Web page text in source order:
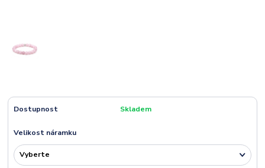
Dostupnost Skladem
Velikost náramku